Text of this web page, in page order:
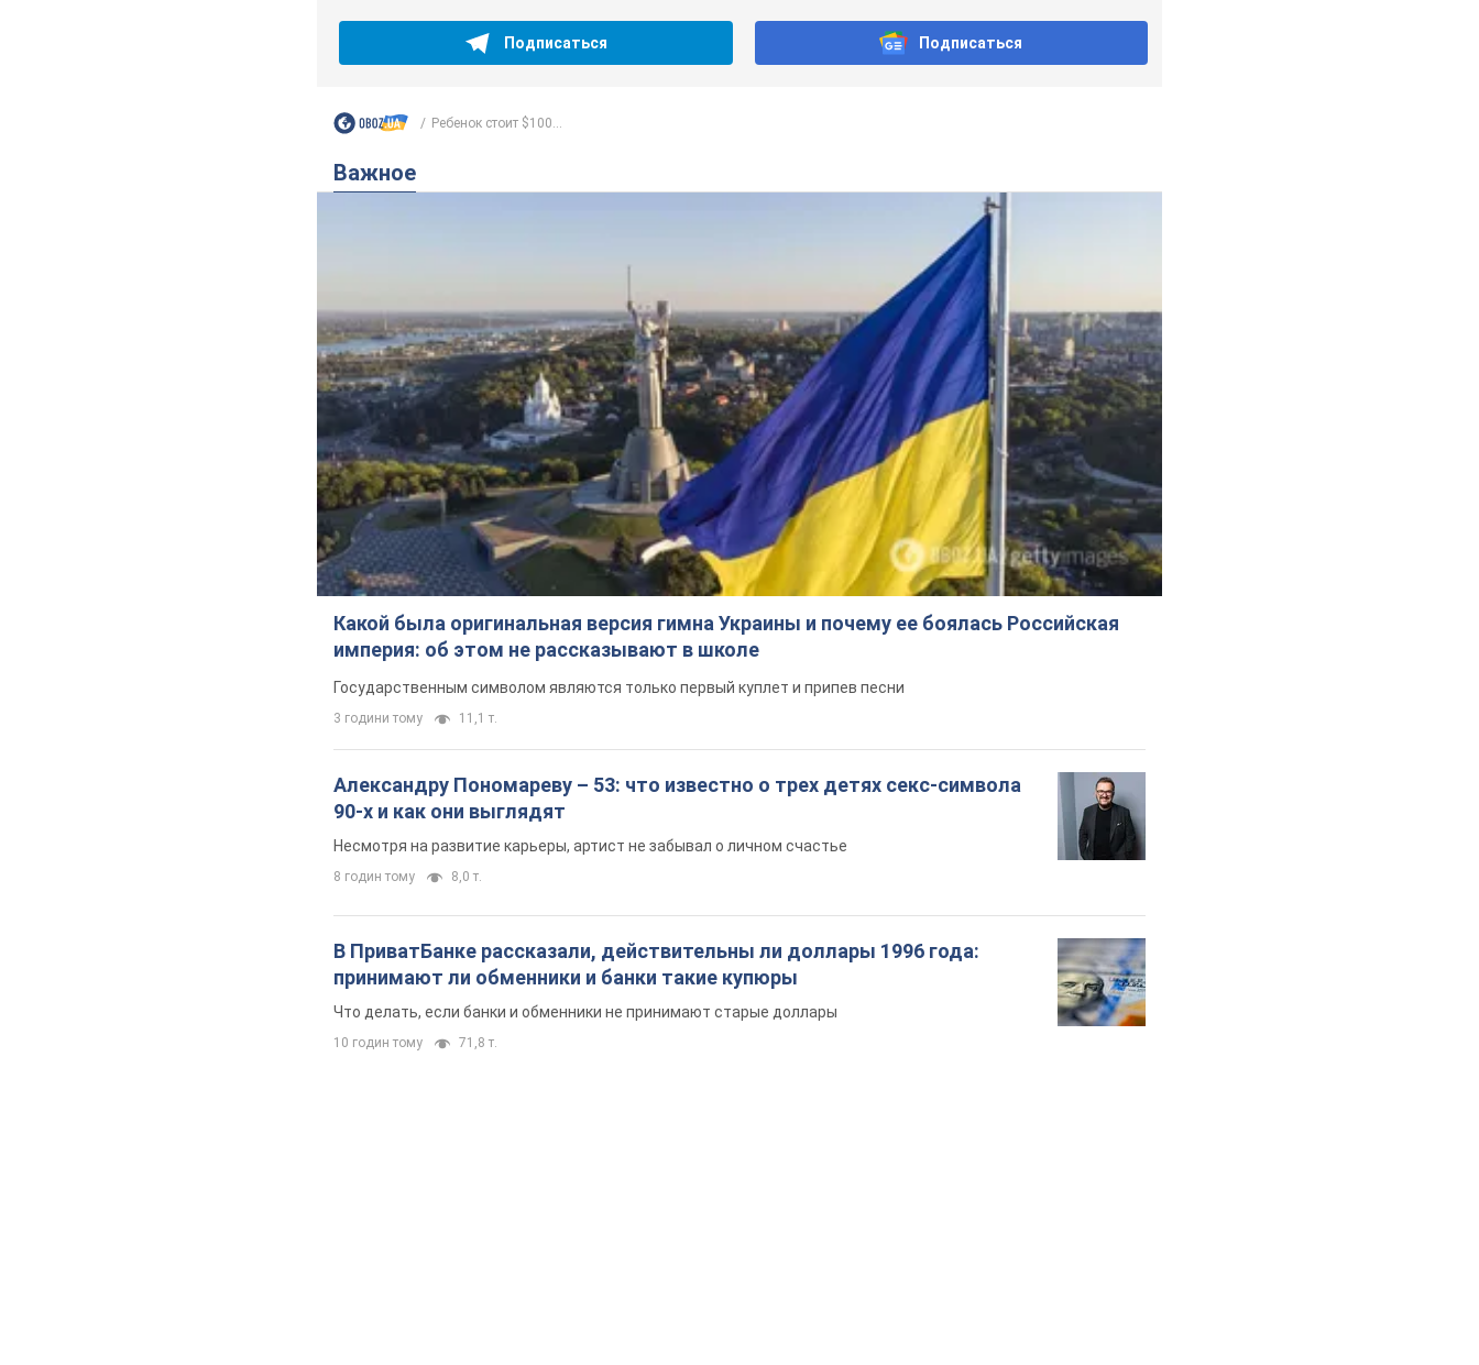
Подписаться Подписаться
Ребенок стоит $100...
Важное
Какой была оригинальная версия гимна Украины и почему ее боялась Российская
империя: об этом не рассказывают в школе
Государственным символом являются только первый куплет и припев песни
3 години тому 11,1 т.
Александру Пономареву – 53: что известно о трех детях секс-символа
90-х и как они выглядят
Несмотря на развитие карьеры, артист не забывал о личном счастье
8 годин тому 8,0 т.
В ПриватБанке рассказали, действительны ли доллары 1996 года:
принимают ли обменники и банки такие купюры
Что делать, если банки и обменники не принимают старые доллары
10 годин тому 71,8 т.